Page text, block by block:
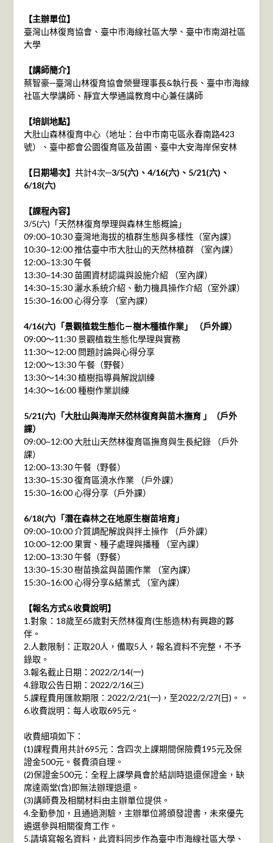
【主辦單位】
臺灣山林復育協會、臺中市海線社區大學、臺中市南湖社區
大學
【講師簡介】
蔡智豪─臺灣山林復育協會榮譽理事長&執行長、臺中市海線
社區大學講師、靜宜大學通識教育中心兼任講師
【培訓地點】
大肚山森林復育中心（地址：台中市南屯區永春南路423
號）、臺中都會公園復育區及苗圃、臺中大安海岸保安林
【日期場次】 共計4次─3/5(六)、4/16(六)、5/21(六)、
6/18(六)
【課程內容】
3/5(六)「天然林復育學理與森林生態概論」
09:00~10:30 臺灣地海拔的植群生態與多樣性（室內課）
10:30~12:00 推估臺中市大肚山的天然林植群 （室內課）
12:00~13:30 午餐
13:30~14:30 苗圃資材認識與設施介紹 （室內課）
14:30~15:30 灑水系統介紹、動力機具操作介紹（室外課）
15:30~16:00 心得分享 （室內課）
4/16(六)「景觀植栽生態化－樹木種植作業」 （戶外課）
09:00～11:30 景觀植栽生態化學理與實務
11:30～12:00 問題討論與心得分享
12:00～13:30 午餐（野餐）
13:30～14:30 植樹指導員解說訓練
14:30～16:00 種樹作業訓練
5/21(六)「大肚山與海岸天然林復育與苗木撫育 」（戶外
課）
09:00~12:00 大肚山天然林復育區撫育與生長紀錄 （戶外
課）
12:00~13:30 午餐（野餐）
13:30~15:30 復育區澆水作業 （戶外課）
15:30~16:00 心得分享（戶外課）
6/18(六)「潛在森林之在地原生樹苗培育」
09:00~10:00 介質調配解說與拌土操作 （戶外課）
10:00~12:00 果實、種子處理與播種 （室內課）
12:00~13:30 午餐（野餐）
13:30~15:30 樹苗換盆與苗圃作業 （室內課）
15:30~16:00 心得分享&結業式 （室內課）
【報名方式&收費說明】
1.對象：18歲至65歲對天然林復育(生態造林)有興趣的夥
伴。
2.人數限制：正取20人，備取5人，報名資料不完整，不予
錄取。
3.報名截止日期：2022/2/14(一)
4.錄取公告日期：2022/2/16(三)
5.課程費用匯款期限：2022/2/21(一)，至2022/2/27(日)。。
6.收費說明：每人收取695元。
收費細項如下：
(1)課程費用共計695元：含四次上課期間保險費195元及保
證金500元。餐費須自理。
(2)保證金500元：全程上課學員會於結訓時退還保證金，缺
席達兩堂(含)即無法辦理退還。
(3)講師費及相關材料由主辦單位提供。
4.全勤參加，且通過測驗，主辦單位將頒發證書，未來優先
遴選參與相關復育工作。
5.請填寫報名資料，此資料同步作為臺中市海線社區大學、